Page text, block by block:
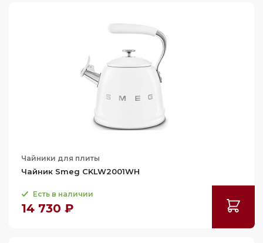
Чайники для плиты
Чайник Smeg CKLW2001WH
Есть в наличии
14 730 ₽